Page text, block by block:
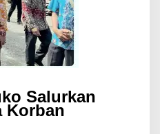
Salurkan
Korban